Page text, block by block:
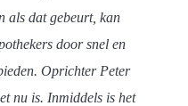
als dat gebeurt, kan
door snel en
Oprichter Peter
nu is. Inmiddels is het